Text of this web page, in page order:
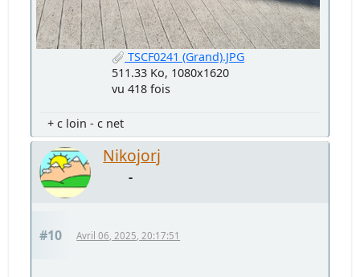
TSCF0241 (Grand).JPG
511.33 Ko, 1080x1620
vu 418 fois
+ c loin - c net
Nikojorj
-
#10 Avril 06, 2025, 20:17:51